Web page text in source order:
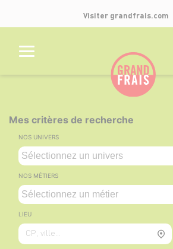
Visiter grandfrais.com
Mes critères de recherche
NOS UNIVERS
NOS MÉTIERS
LIEU
CP, ville...